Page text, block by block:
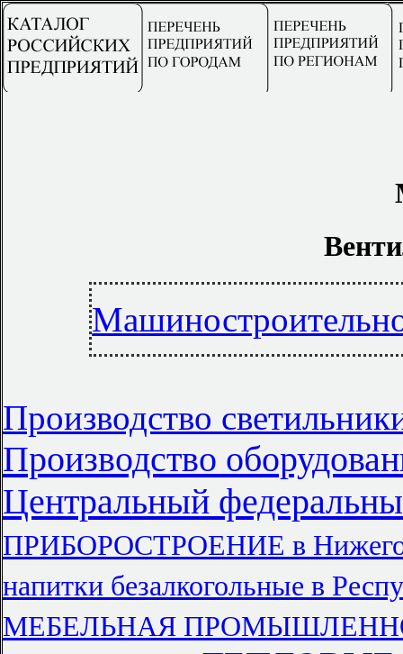
Производство
Производство
Центральный
ПРИБОРОСТРОЕНИЕ в
напитки безалкогольные в
МЕБЕЛЬНАЯ